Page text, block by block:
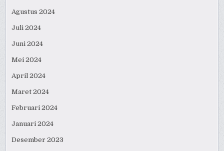
Agustus 2024
Juli 2024
Juni 2024
Mei 2024
April 2024
Maret 2024
Februari 2024
Januari 2024
Desember 2023